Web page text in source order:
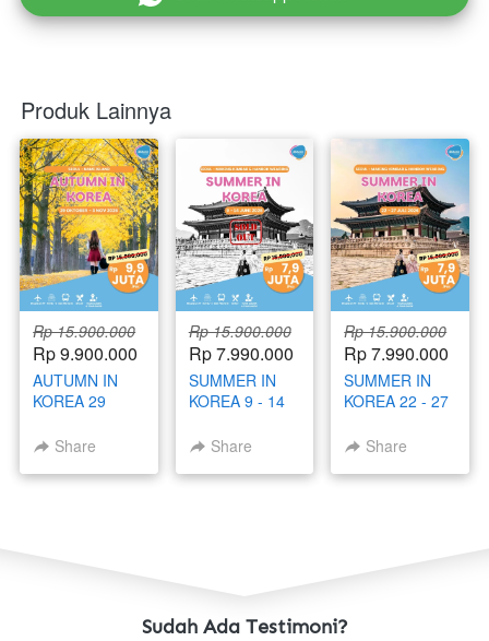
Produk Lainnya
Rp 15.900.000
Rp 9.900.000
AUTUMN IN
KOREA 29
NOVEMBER
Share
Rp 15.900.000
Rp 7.990.000
SUMMER IN
KOREA 9 - 14
Share
Rp 15.900.000
Rp 7.990.000
SUMMER IN
KOREA 22 - 27
Share
Sudah Ada Testimoni?